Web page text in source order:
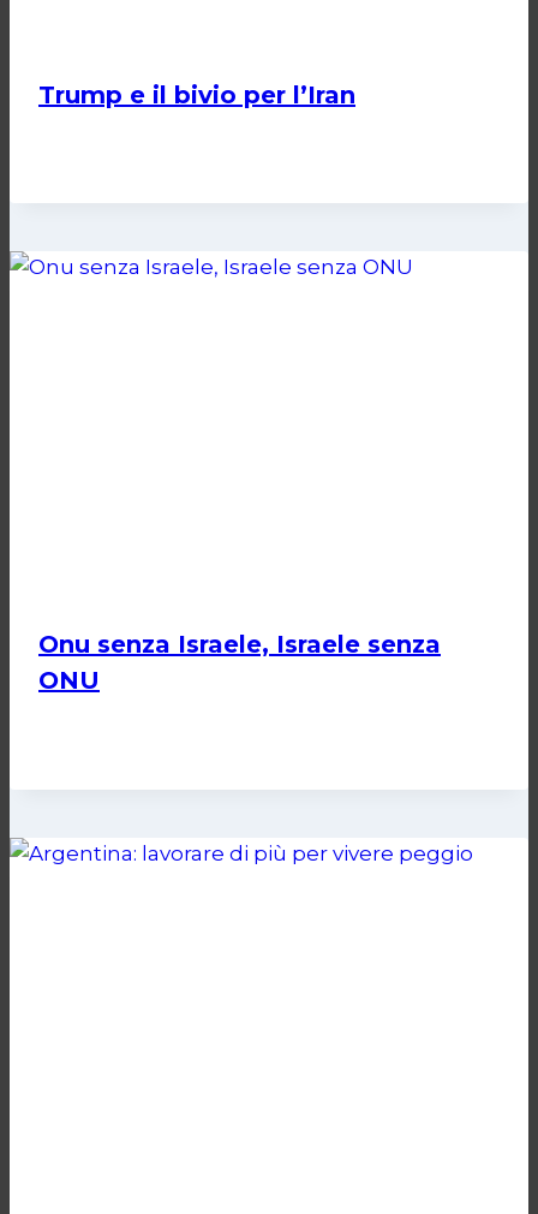
Trump e il bivio per l’Iran
Onu senza Israele, Israele senza
ONU